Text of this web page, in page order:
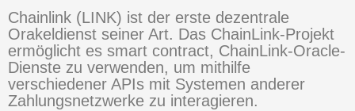
Chainlink (LINK) ist der erste dezentrale
Orakeldienst seiner Art. Das ChainLink-Projekt
ermöglicht es smart contract, ChainLink-Oracle-
Dienste zu verwenden, um mithilfe
verschiedener APIs mit Systemen anderer
Zahlungsnetzwerke zu interagieren.